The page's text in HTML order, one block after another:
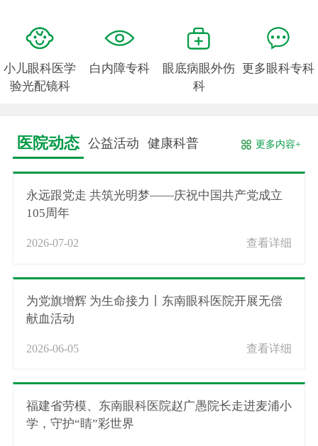
小儿眼科医学
验光配镜科
白内障专科
眼底病眼外伤
科
更多眼科专科
医院动态 公益活动 健康科普 更多内容+
永远跟党走 共筑光明梦——庆祝中国共产党成立
105周年
2026-07-02 查看详细
为党旗增辉 为生命接力丨东南眼科医院开展无偿
献血活动
2026-06-05 查看详细
福建省劳模、东南眼科医院赵广愚院长走进麦浦小
学，守护“睛”彩世界